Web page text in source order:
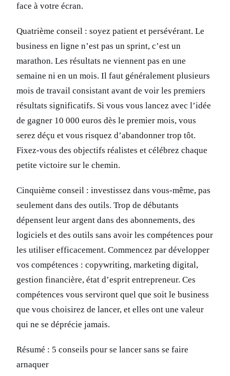
face à votre écran.
Quatrième conseil : soyez patient et persévérant. Le
business en ligne n’est pas un sprint, c’est un
marathon. Les résultats ne viennent pas en une
semaine ni en un mois. Il faut généralement plusieurs
mois de travail consistant avant de voir les premiers
résultats significatifs. Si vous vous lancez avec l’idée
de gagner 10 000 euros dès le premier mois, vous
serez déçu et vous risquez d’abandonner trop tôt.
Fixez-vous des objectifs réalistes et célébrez chaque
petite victoire sur le chemin.
Cinquième conseil : investissez dans vous-même, pas
seulement dans des outils. Trop de débutants
dépensent leur argent dans des abonnements, des
logiciels et des outils sans avoir les compétences pour
les utiliser efficacement. Commencez par développer
vos compétences : copywriting, marketing digital,
gestion financière, état d’esprit entrepreneur. Ces
compétences vous serviront quel que soit le business
que vous choisirez de lancer, et elles ont une valeur
qui ne se déprécie jamais.
Résumé : 5 conseils pour se lancer sans se faire
arnaquer